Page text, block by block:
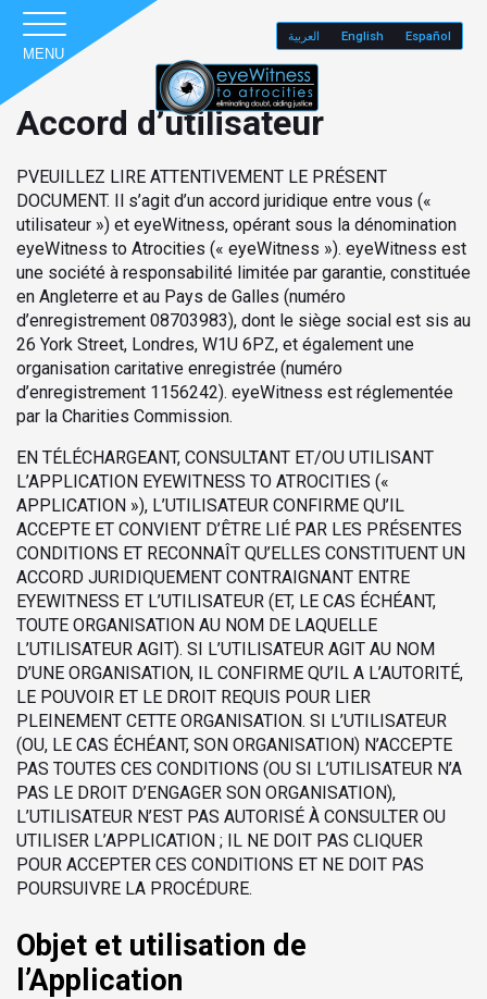
MENU
العربية English Español
Accord d’utilisateur
PVEUILLEZ LIRE ATTENTIVEMENT LE PRÉSENT
DOCUMENT. Il s’agit d’un accord juridique entre vous («
utilisateur ») et eyeWitness, opérant sous la dénomination
eyeWitness to Atrocities (« eyeWitness »). eyeWitness est
une société à responsabilité limitée par garantie, constituée
en Angleterre et au Pays de Galles (numéro
d’enregistrement 08703983), dont le siège social est sis au
26 York Street, Londres, W1U 6PZ, et également une
organisation caritative enregistrée (numéro
d’enregistrement 1156242). eyeWitness est réglementée
par la Charities Commission.
EN TÉLÉCHARGEANT, CONSULTANT ET/OU UTILISANT
L’APPLICATION EYEWITNESS TO ATROCITIES («
APPLICATION »), L’UTILISATEUR CONFIRME QU’IL
ACCEPTE ET CONVIENT D’ÊTRE LIÉ PAR LES PRÉSENTES
CONDITIONS ET RECONNAÎT QU’ELLES CONSTITUENT UN
ACCORD JURIDIQUEMENT CONTRAIGNANT ENTRE
EYEWITNESS ET L’UTILISATEUR (ET, LE CAS ÉCHÉANT,
TOUTE ORGANISATION AU NOM DE LAQUELLE
L’UTILISATEUR AGIT). SI L’UTILISATEUR AGIT AU NOM
D’UNE ORGANISATION, IL CONFIRME QU’IL A L’AUTORITÉ,
LE POUVOIR ET LE DROIT REQUIS POUR LIER
PLEINEMENT CETTE ORGANISATION. SI L’UTILISATEUR
(OU, LE CAS ÉCHÉANT, SON ORGANISATION) N’ACCEPTE
PAS TOUTES CES CONDITIONS (OU SI L’UTILISATEUR N’A
PAS LE DROIT D’ENGAGER SON ORGANISATION),
L’UTILISATEUR N’EST PAS AUTORISÉ À CONSULTER OU
UTILISER L’APPLICATION ; IL NE DOIT PAS CLIQUER
POUR ACCEPTER CES CONDITIONS ET NE DOIT PAS
POURSUIVRE LA PROCÉDURE.
Objet et utilisation de
l’Application